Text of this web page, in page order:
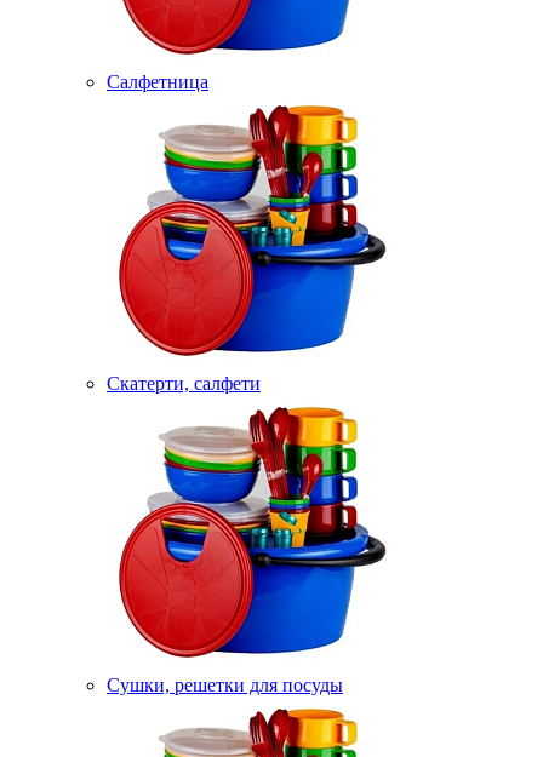
Салфетница
Скатерти, салфети
Сушки, решетки для посуды